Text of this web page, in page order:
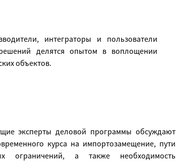
интеграторы и пользователи
делятся опытом в воплощении
объектов.
эксперты деловой программы обсуждают
курса на импортозамещение, пути
ограничений, а также необходимость